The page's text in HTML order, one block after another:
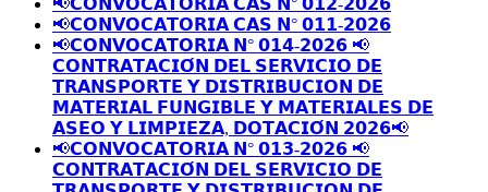
📢𝗖𝗢𝗡𝗩𝗢𝗖𝗔𝗧𝗢𝗥𝗜𝗔 𝗖𝗔𝗦 𝗡° 𝟬𝟭𝟮-𝟮𝟬𝟮𝟲
📢𝗖𝗢𝗡𝗩𝗢𝗖𝗔𝗧𝗢𝗥𝗜𝗔 𝗖𝗔𝗦 𝗡° 𝟬𝟭𝟭-𝟮𝟬𝟮𝟲
📢𝗖𝗢𝗡𝗩𝗢𝗖𝗔𝗧𝗢𝗥𝗜𝗔 𝗡° 𝟬𝟭𝟰-𝟮𝟬𝟮𝟲 📢
𝗖𝗢𝗡𝗧𝗥𝗔𝗧𝗔𝗖𝗜𝗢́𝗡 𝗗𝗘𝗟 𝗦𝗘𝗥𝗩𝗜𝗖𝗜𝗢 𝗗𝗘
𝗧𝗥𝗔𝗡𝗦𝗣𝗢𝗥𝗧𝗘 𝗬 𝗗𝗜𝗦𝗧𝗥𝗜𝗕𝗨𝗖𝗜𝗢𝗡 𝗗𝗘
𝗠𝗔𝗧𝗘𝗥𝗜𝗔𝗟 𝗙𝗨𝗡𝗚𝗜𝗕𝗟𝗘 𝗬 𝗠𝗔𝗧𝗘𝗥𝗜𝗔𝗟𝗘𝗦 𝗗𝗘
𝗔𝗦𝗘𝗢 𝗬 𝗟𝗜𝗠𝗣𝗜𝗘𝗭𝗔, 𝗗𝗢𝗧𝗔𝗖𝗜𝗢́𝗡 𝟮𝟬𝟮𝟲📢
📢𝗖𝗢𝗡𝗩𝗢𝗖𝗔𝗧𝗢𝗥𝗜𝗔 𝗡° 𝟬𝟭𝟯-𝟮𝟬𝟮𝟲 📢
𝗖𝗢𝗡𝗧𝗥𝗔𝗧𝗔𝗖𝗜𝗢́𝗡 𝗗𝗘𝗟 𝗦𝗘𝗥𝗩𝗜𝗖𝗜𝗢 𝗗𝗘